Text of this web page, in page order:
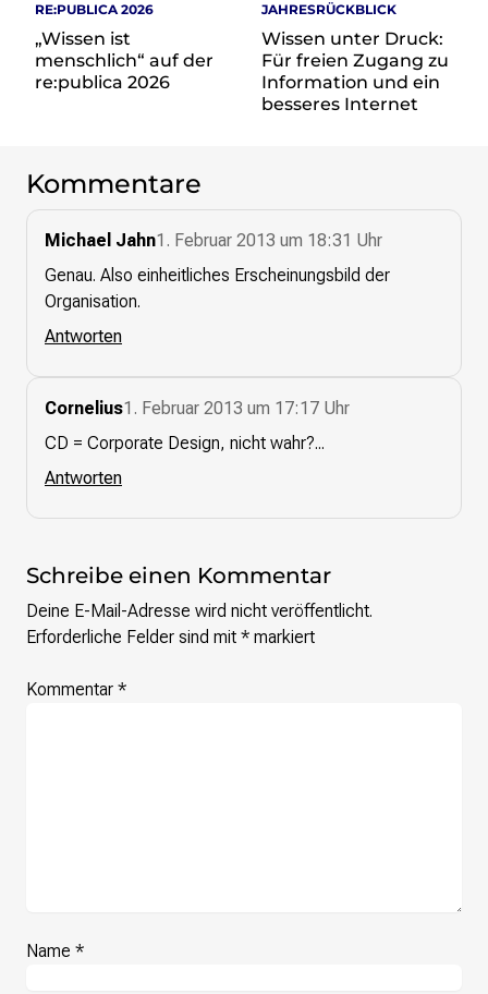
MediaWiki
Wikibase
Wikibooks
Wikisource
Wikivoyage
Über uns
Unsere Werte
Strategische Ausrichtung 2030
Ansprechpartner*innen
Presse
Suchen
RE:PUBLICA 2026
„Wissen ist
menschlich“ auf der
re:publica 2026
JAHRESRÜCKBLICK
Wissen unter Druck:
Für freien Zugang zu
Information und ein
besseres Internet
Kommentare
Michael Jahn1. Februar 2013 um 18:31 Uhr
Genau. Also einheitliches Erscheinungsbild der
Organisation.
Antworten
Cornelius1. Februar 2013 um 17:17 Uhr
CD = Corporate Design, nicht wahr?...
Antworten
Schreibe einen Kommentar
Deine E-Mail-Adresse wird nicht veröffentlicht.
Erforderliche Felder sind mit * markiert
Kommentar *
Name *